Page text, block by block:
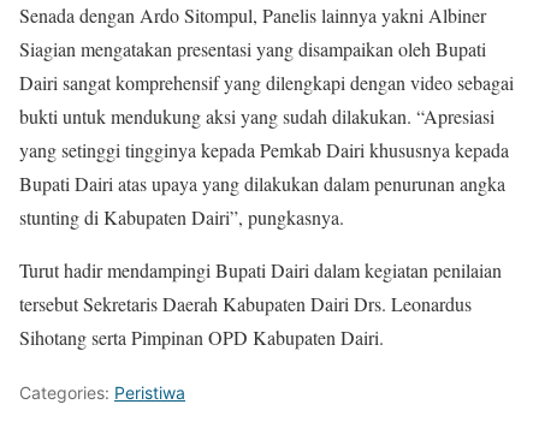
Senada dengan Ardo Sitompul, Panelis lainnya yakni Albiner
Siagian mengatakan presentasi yang disampaikan oleh Bupati
Dairi sangat komprehensif yang dilengkapi dengan video sebagai
bukti untuk mendukung aksi yang sudah dilakukan. “Apresiasi
yang setinggi tingginya kepada Pemkab Dairi khususnya kepada
Bupati Dairi atas upaya yang dilakukan dalam penurunan angka
stunting di Kabupaten Dairi”, pungkasnya.
Turut hadir mendampingi Bupati Dairi dalam kegiatan penilaian
tersebut Sekretaris Daerah Kabupaten Dairi Drs. Leonardus
Sihotang serta Pimpinan OPD Kabupaten Dairi.
Categories: Peristiwa